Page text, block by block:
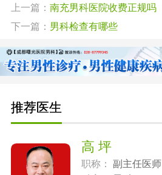
上一篇： 南充男科医院收费正规吗
下一篇： 男科检查有哪些
推荐医生
高 坪
职称：
副主任医师